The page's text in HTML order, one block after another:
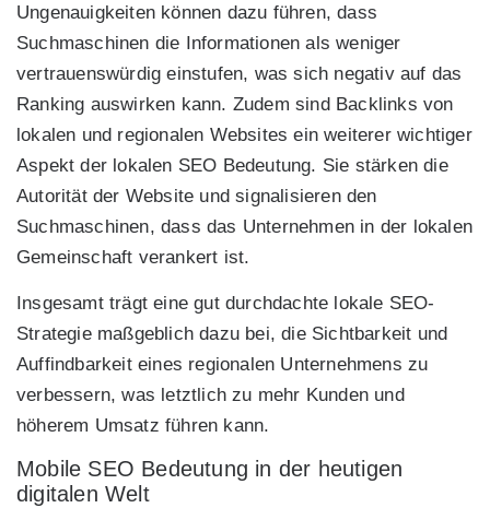
Ungenauigkeiten können dazu führen, dass
Suchmaschinen die Informationen als weniger
vertrauenswürdig einstufen, was sich negativ auf das
Ranking auswirken kann. Zudem sind Backlinks von
lokalen und regionalen Websites ein weiterer wichtiger
Aspekt der lokalen SEO Bedeutung. Sie stärken die
Autorität der Website und signalisieren den
Suchmaschinen, dass das Unternehmen in der lokalen
Gemeinschaft verankert ist.
Insgesamt trägt eine gut durchdachte lokale SEO-
Strategie maßgeblich dazu bei, die Sichtbarkeit und
Auffindbarkeit eines regionalen Unternehmens zu
verbessern, was letztlich zu mehr Kunden und
höherem Umsatz führen kann.
Mobile SEO Bedeutung in der heutigen
digitalen Welt